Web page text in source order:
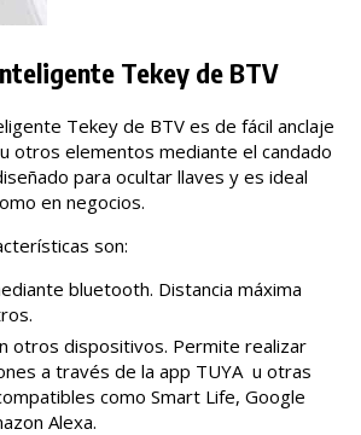
Tekey de BTV
Tekey de BTV es de fácil anclaje
otros elementos mediante el candado
para ocultar llaves y es ideal
en negocios.
son:
bluetooth. Distancia máxima
otros dispositivos. Permite realizar
a través de la app TUYA u otras
como Smart Life, Google
Alexa.